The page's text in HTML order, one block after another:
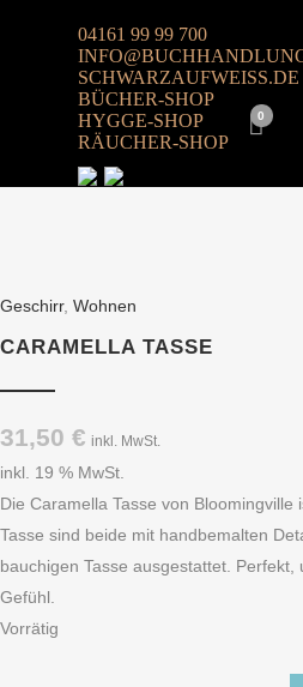
04161 99 99 700
SCHWARZAUFWEISS.DE
BÜCHER-SHOP
HYGGE-SHOP
RÄUCHER-SHOP
0
Geschirr, Wohnen
CARAMELLA TASSE
31,50 € inkl. MwSt.
inkl. 19 % MwSt.
Die Caramella Tasse von
Tasse sind beide mit handbemalten
bauchigen Tasse ausgestattet.
Gefühl.
Vorrätig